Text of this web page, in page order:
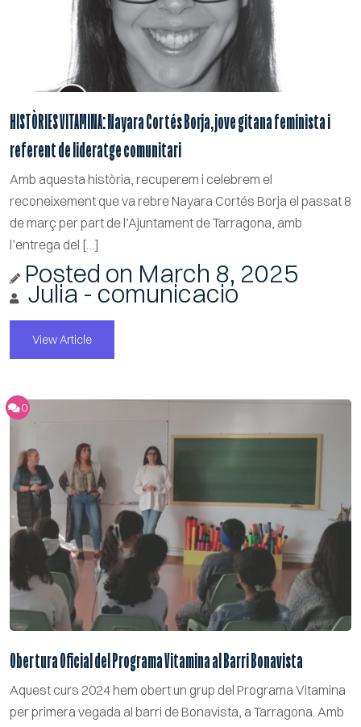
HISTÒRIES VITAMINA: Nayara Cortés Borja, jove gitana feminista i
referent de lideratge comunitari
Amb aquesta història, recuperem i celebrem el
reconeixement que va rebre Nayara Cortés Borja el passat 8
de març per part de l’Ajuntament de Tarragona, amb
l’entrega del […]
Posted on March 8, 2025
Julia - comunicacio
View Article
0
Obertura Oficial del Programa Vitamina al Barri Bonavista
Aquest curs 2024 hem obert un grup del Programa Vitamina
per primera vegada al barri de Bonavista, a Tarragona. Amb